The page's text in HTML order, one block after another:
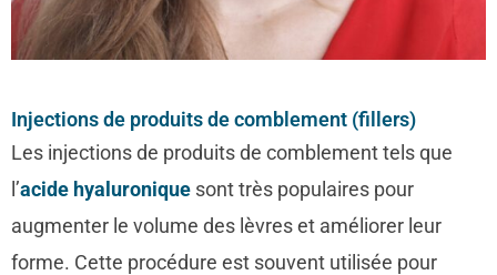
Injections de produits de comblement (fillers)
Les injections de produits de comblement tels que
l’acide hyaluronique sont très populaires pour
augmenter le volume des lèvres et améliorer leur
forme. Cette procédure est souvent utilisée pour